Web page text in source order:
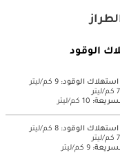
الوقود
الوقود: 9 كم/ليتر
7 كم/ليتر
10 كم/ليتر
الوقود: 8 كم/ليتر
7 كم/ليتر
9 كم/ليتر